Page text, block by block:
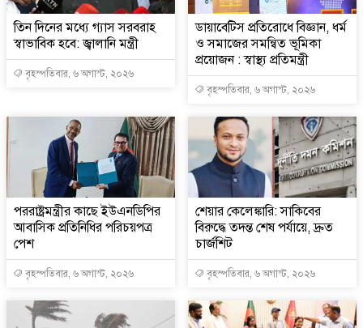
তিন দিনের মধ্যে গ্যাস সরবরাহ
স্বাভাবিক হবে: জ্বালানি মন্ত্রী
বৃহস্পতিবার, ৬ অগাস্ট, ২০২৬
ডায়াবেটিস প্রতিরোধে বিজ্ঞান, ধর্ম
ও সমাজের সমন্বিত ভূমিকা
প্রয়োজন : স্বাস্থ্য প্রতিমন্ত্রী
বৃহস্পতিবার, ৬ অগাস্ট, ২০২৬
পররাষ্ট্রমন্ত্রীর কা‌ছে ইউএনডিপির
আবাসিক প্রতিনিধির পরিচয়পত্র
পেশ
বৃহস্পতিবার, ৬ অগাস্ট, ২০২৬
শেয়ার কেলেঙ্কারি: সাকিবের
বিরুদ্ধে তদন্ত শেষ পর্যায়ে, দ্রুত
চার্জশিট
বৃহস্পতিবার, ৬ অগাস্ট, ২০২৬